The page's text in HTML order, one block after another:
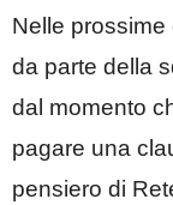
Nelle prossime
da parte della
dal momento
pagare una
pensiero di